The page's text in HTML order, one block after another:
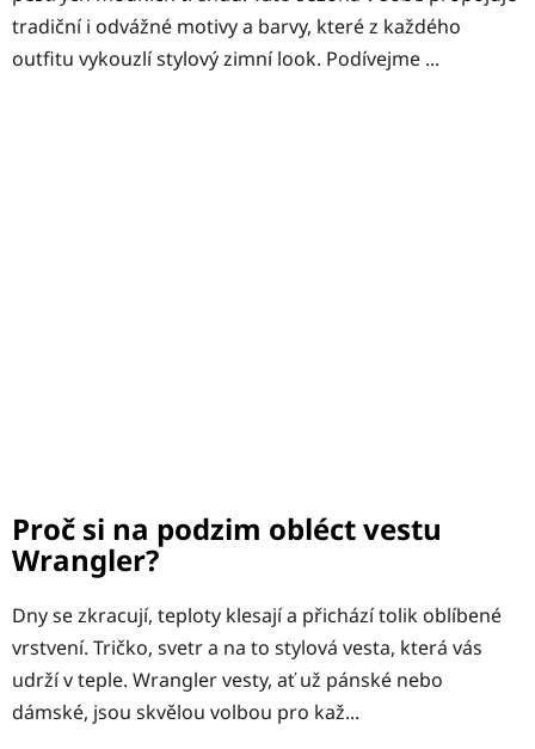
tradiční i odvážné motivy a barvy, které z každého
outfitu vykouzlí stylový zimní look. Podívejme ...
Proč si na podzim obléct vestu
Wrangler?
Dny se zkracují, teploty klesají a přichází tolik oblíbené
vrstvení. Tričko, svetr a na to stylová vesta, která vás
udrží v teple. Wrangler vesty, ať už pánské nebo
dámské, jsou skvělou volbou pro kaž...